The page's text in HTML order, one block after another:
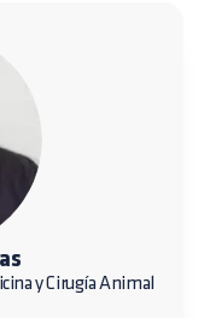
y Cirugía Animal